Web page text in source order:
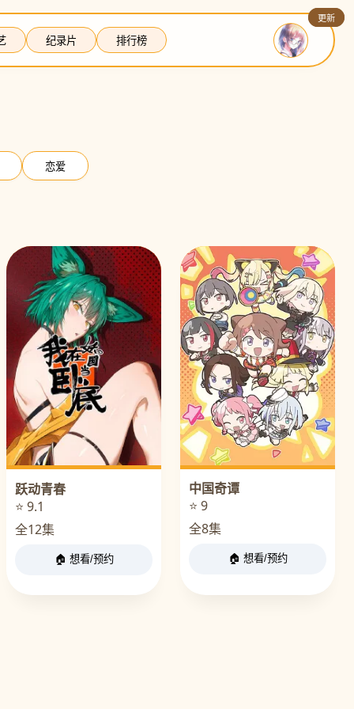
纪录片 排行榜
恋爱
更新
更新
跃动青春
⭐ 9.1
全12集
🏠 想看/预约
中国奇谭
⭐ 9
全8集
🏠 想看/预约